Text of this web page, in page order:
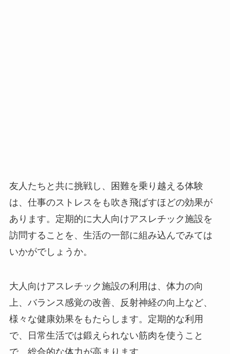
友人たちと共に挑戦し、困難を乗り越える体験
は、仕事のストレスをも吹き飛ばすほどの効果が
あります。定期的に大人向けアスレチック施設を
訪問することを、生活の一部に組み込んでみては
いかがでしょうか。
大人向けアスレチック施設の利用は、体力の向
上、バランス感覚の改善、反射神経の向上など、
様々な健康効果をもたらします。定期的な利用
で、日常生活では鍛えられない筋肉を使うこと